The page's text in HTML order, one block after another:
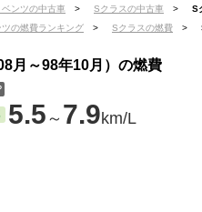
ベンツの中古車 > Sクラスの中古車 >
S
ツの燃費ランキング > Sクラスの燃費 >
月～98年10月）の燃費
5.5 ～ 7.9km/L